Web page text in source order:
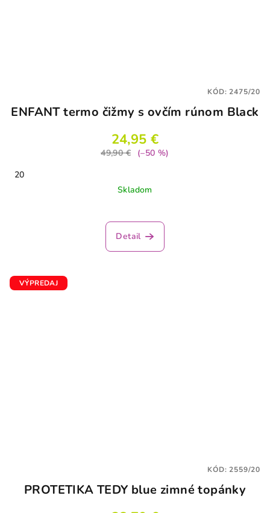
ENFANT termo čižmy s ovčím rúnom Black
24,95 €
49,90 €
(–50 %)
20
Skladom
hodnotenie
produktu
Detail
KÓD:2475/20
VÝPREDAJ
PROTETIKA TEDY blue zimné topánky
KÓD:2559/20